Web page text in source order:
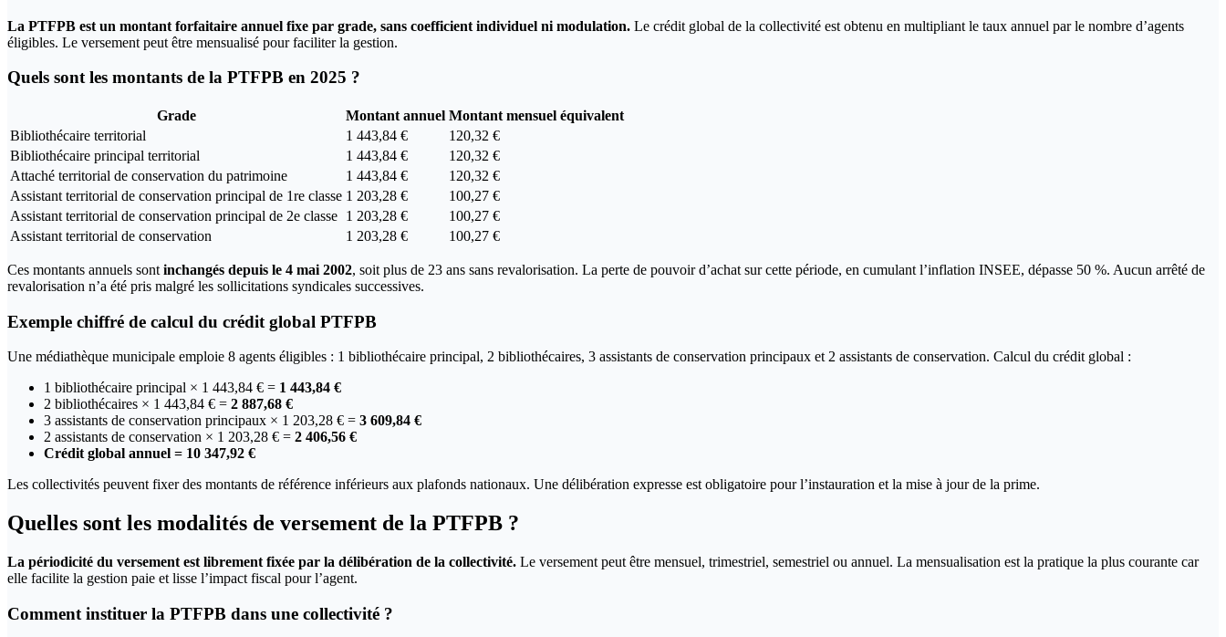
La PTFPB est un montant forfaitaire annuel fixe par grade, sans coefficient individuel ni modulation. Le crédit global de la collectivité est obtenu en multipliant le taux annuel par le nombre d’agents
éligibles. Le versement peut être mensualisé pour faciliter la gestion.
Quels sont les montants de la PTFPB en 2025 ?
Grade Montant annuel Montant mensuel équivalent
Bibliothécaire territorial
1 443,84 €
120,32 €
Bibliothécaire principal territorial
1 443,84 €
120,32 €
Attaché territorial de conservation du patrimoine
1 443,84 €
120,32 €
Assistant territorial de conservation principal de 1re classe 1 203,28 €
100,27 €
Assistant territorial de conservation principal de 2e classe 1 203,28 €
100,27 €
Assistant territorial de conservation
1 203,28 € 100,27 €
Ces montants annuels sont inchangés depuis le 4 mai 2002, soit plus de 23 ans sans revalorisation. La perte de pouvoir d’achat sur cette période, en cumulant l’inflation INSEE, dépasse 50 %. Aucun arrêté de
revalorisation n’a été pris malgré les sollicitations syndicales successives.
Exemple chiffré de calcul du crédit global PTFPB
Une médiathèque municipale emploie 8 agents éligibles : 1 bibliothécaire principal, 2 bibliothécaires, 3 assistants de conservation principaux et 2 assistants de conservation. Calcul du crédit global :
1 bibliothécaire principal × 1 443,84 € = 1 443,84 €
2 bibliothécaires × 1 443,84 € = 2 887,68 €
3 assistants de conservation principaux × 1 203,28 € = 3 609,84 €
2 assistants de conservation × 1 203,28 € = 2 406,56 €
Crédit global annuel = 10 347,92 €
Les collectivités peuvent fixer des montants de référence inférieurs aux plafonds nationaux. Une délibération expresse est obligatoire pour l’instauration et la mise à jour de la prime.
Quelles sont les modalités de versement de la PTFPB ?
La périodicité du versement est librement fixée par la délibération de la collectivité. Le versement peut être mensuel, trimestriel, semestriel ou annuel. La mensualisation est la pratique la plus courante car
elle facilite la gestion paie et lisse l’impact fiscal pour l’agent.
Comment instituer la PTFPB dans une collectivité ?